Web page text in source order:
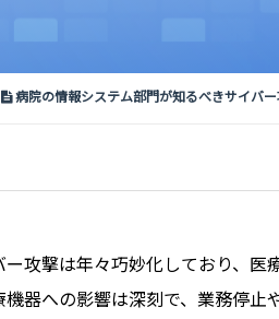
病院の情報システム部門が知るべきサイバ
攻撃は年々巧妙化しており、医
器への影響は深刻で、業務停